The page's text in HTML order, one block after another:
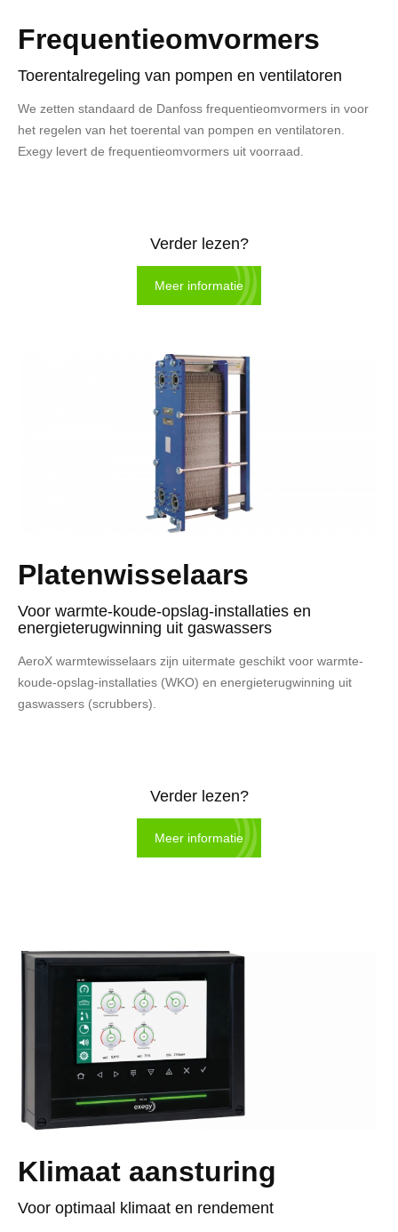
Frequentieomvormers
Toerentalregeling van pompen en ventilatoren
We zetten standaard de Danfoss frequentieomvormers in voor
het regelen van het toerental van pompen en ventilatoren.
Exegy levert de frequentieomvormers uit voorraad.
Verder lezen?
Meer informatie
Platenwisselaars
Voor warmte-koude-opslag-installaties en
energieterugwinning uit gaswassers
AeroX warmtewisselaars zijn uitermate geschikt voor warmte-
koude-opslag-installaties (WKO) en energieterugwinning uit
gaswassers (scrubbers).
Verder lezen?
Meer informatie
Klimaat aansturing
Voor optimaal klimaat en rendement